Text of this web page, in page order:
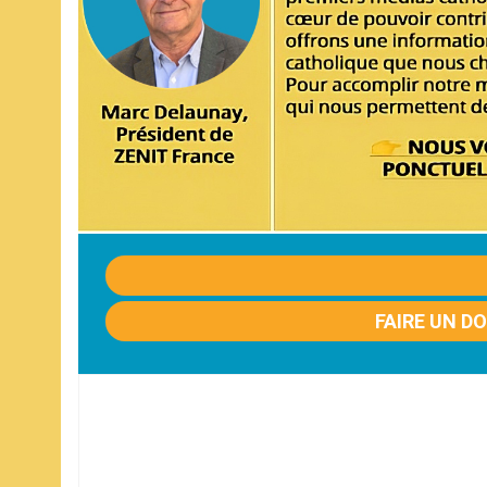
FAIRE UN